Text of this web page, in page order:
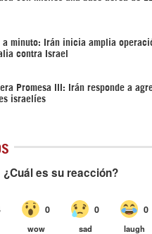
a minuto: Irán inicia amplia
contra Israel
Promesa III: Irán responde a
israelíes